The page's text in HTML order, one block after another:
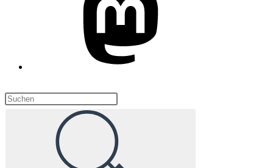
Diese
durchsuchen